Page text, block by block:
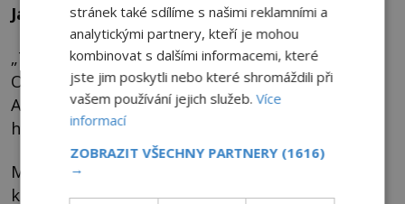
Jak dlouho to bude trvat?
„Tady nemáte co dělat! Jste tady úplně špatně!
Okamžitě odejděte!“ vykřikuje muž na
Angličanky. „Ale kam? Kam máme jít?“ ptají se
ho ženy.
Muž jim nevrle ukáže cestu, která vede
k úzkému můstku, na jehož druhé straně se
stránek také sdílíme s našimi reklamními a
analytickými partnery, kteří je mohou
kombinovat s dalšími informacemi, které
jste jim poskytli nebo které shromáždili při
vašem používání jejich služeb.Více
informací
ZOBRAZIT VŠECHNY PARTNERY (1616)
→